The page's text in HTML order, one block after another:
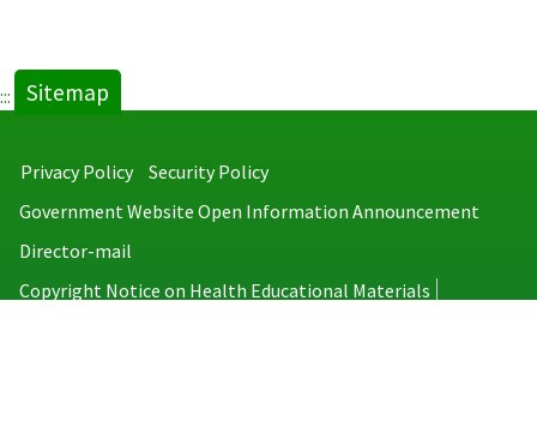
::: Sitemap
Privacy Policy
Security Policy
Government Website Open Information Announcement
Director-mail
Copyright Notice on Health Educational Materials